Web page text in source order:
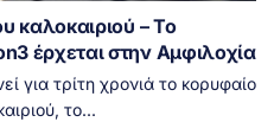
καλοκαιριού – Το
έρχεται στην Αμφιλοχία
για τρίτη χρονιά το κορυφαίο
το...